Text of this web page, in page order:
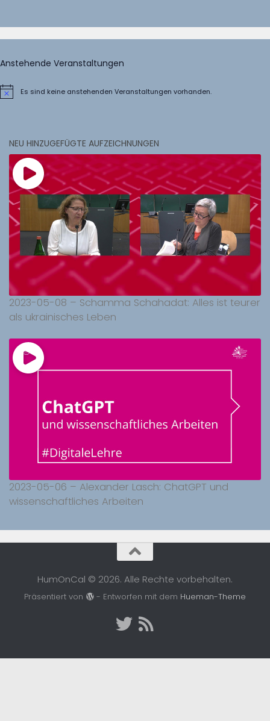
Anstehende Veranstaltungen
HinweisEs sind keine anstehenden Veranstaltungen vorhanden.
NEU HINZUGEFÜGTE AUFZEICHNUNGEN
2023-05-08 – Schamma Schahadat: Alles ist teurer
als ukrainisches Leben
2023-05-06 – Alexander Lasch: ChatGPT und
wissenschaftliches Arbeiten
HumOnCal © 2026. Alle Rechte vorbehalten.
Präsentiert von - Entworfen mit dem Hueman-Theme